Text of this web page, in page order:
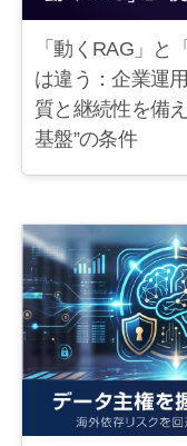
「動くRAG」と
は違う：企業運
質と継続性を備
基盤”の条件